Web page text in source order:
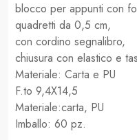
blocco per appunti con
quadretti da 0,5 cm,
con cordino segnalibro,
chiusura con elastico e
Materiale: Carta e PU
F.to 9,4X14,5
Materiale:carta, PU
Imballo: 60 pz.